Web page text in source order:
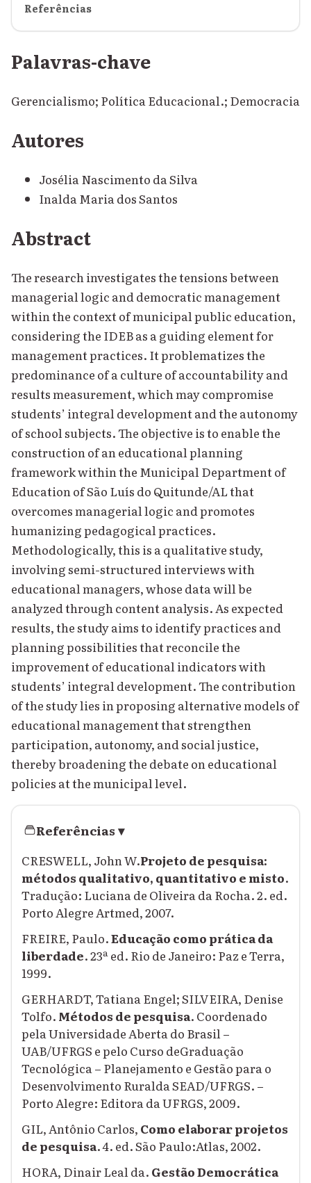
Referências
Palavras-chave
Gerencialismo; Política Educacional.; Democracia
Autores
Josélia Nascimento da Silva
Inalda Maria dos Santos
Abstract
The research investigates the tensions between
managerial logic and democratic management
within the context of municipal public education,
considering the IDEB as a guiding element for
management practices. It problematizes the
predominance of a culture of accountability and
results measurement, which may compromise
students’ integral development and the autonomy
of school subjects. The objective is to enable the
construction of an educational planning
framework within the Municipal Department of
Education of São Luís do Quitunde/AL that
overcomes managerial logic and promotes
humanizing pedagogical practices.
Methodologically, this is a qualitative study,
involving semi-structured interviews with
educational managers, whose data will be
analyzed through content analysis. As expected
results, the study aims to identify practices and
planning possibilities that reconcile the
improvement of educational indicators with
students’ integral development. The contribution
of the study lies in proposing alternative models of
educational management that strengthen
participation, autonomy, and social justice,
thereby broadening the debate on educational
policies at the municipal level.
Referências▾
CRESWELL, John W.Projeto de pesquisa:
métodos qualitativo, quantitativo e misto.
Tradução: Luciana de Oliveira da Rocha. 2. ed.
Porto Alegre Artmed, 2007.
FREIRE, Paulo.Educação como prática da
liberdade. 23ª ed. Rio de Janeiro: Paz e Terra,
1999.
GERHARDT, Tatiana Engel; SILVEIRA, Denise
Tolfo. Métodos de pesquisa. Coordenado
pela Universidade Aberta do Brasil –
UAB/UFRGS e pelo Curso deGraduação
Tecnológica – Planejamento e Gestão para o
Desenvolvimento Ruralda SEAD/UFRGS. –
Porto Alegre: Editora da UFRGS, 2009.
GIL, Antônio Carlos, Como elaborar projetos
de pesquisa. 4. ed. São Paulo:Atlas, 2002.
HORA, Dinair Leal da. Gestão Democrática